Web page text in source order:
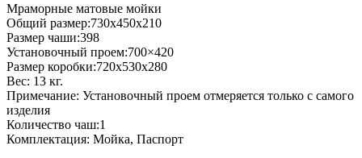
Мраморные матовые мойки
Общий размер:730x450x210
Размер чаши:398
Установочный проем:700×420
Размер коробки:720x530x280
Вес: 13 кг.
Примечание: Установочный проем отмеряется только с самого
изделия
Количество чаш:1
Комплектация: Мойка, Паспорт